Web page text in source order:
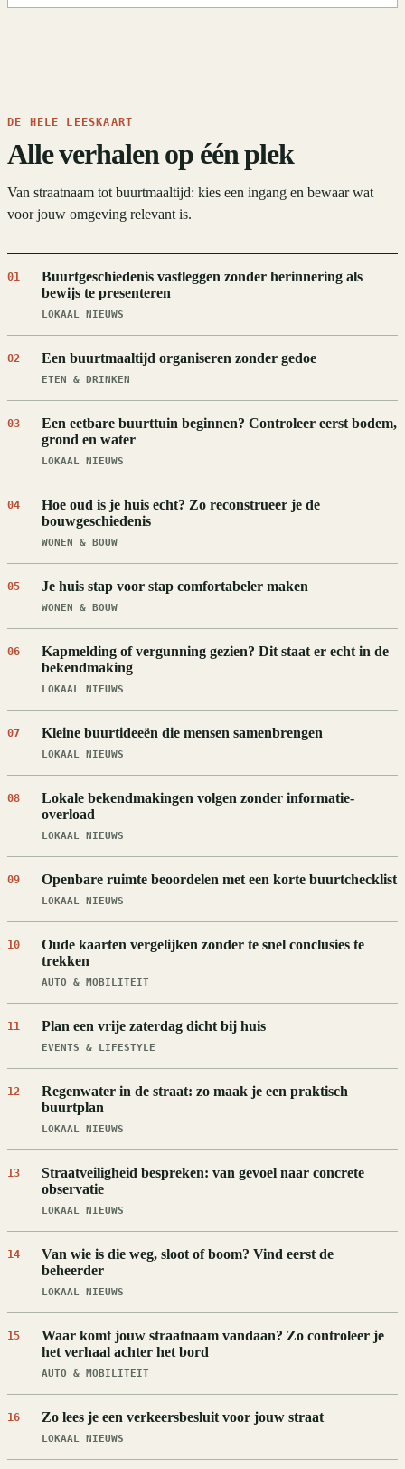
DE HELE LEESKAART
Alle verhalen op één plek
Van straatnaam tot buurtmaaltijd: kies een ingang en bewaar wat
voor jouw omgeving relevant is.
01
Buurtgeschiedenis vastleggen zonder herinnering als
bewijs te presenteren
LOKAAL NIEUWS
02 Een buurtmaaltijd organiseren zonder gedoe
ETEN & DRINKEN
03
Een eetbare buurttuin beginnen? Controleer eerst bodem,
grond en water
LOKAAL NIEUWS
04
Hoe oud is je huis echt? Zo reconstrueer je de
bouwgeschiedenis
WONEN & BOUW
05 Je huis stap voor stap comfortabeler maken
WONEN & BOUW
06
Kapmelding of vergunning gezien? Dit staat er echt in de
bekendmaking
LOKAAL NIEUWS
07 Kleine buurtideeën die mensen samenbrengen
LOKAAL NIEUWS
08
Lokale bekendmakingen volgen zonder informatie-
overload
LOKAAL NIEUWS
09 Openbare ruimte beoordelen met een korte buurtchecklist
LOKAAL NIEUWS
10
Oude kaarten vergelijken zonder te snel conclusies te
trekken
AUTO & MOBILITEIT
11 Plan een vrije zaterdag dicht bij huis
EVENTS & LIFESTYLE
12
Regenwater in de straat: zo maak je een praktisch
buurtplan
LOKAAL NIEUWS
13
Straatveiligheid bespreken: van gevoel naar concrete
observatie
LOKAAL NIEUWS
14
Van wie is die weg, sloot of boom? Vind eerst de
beheerder
LOKAAL NIEUWS
15
Waar komt jouw straatnaam vandaan? Zo controleer je
het verhaal achter het bord
AUTO & MOBILITEIT
16 Zo lees je een verkeersbesluit voor jouw straat
LOKAAL NIEUWS